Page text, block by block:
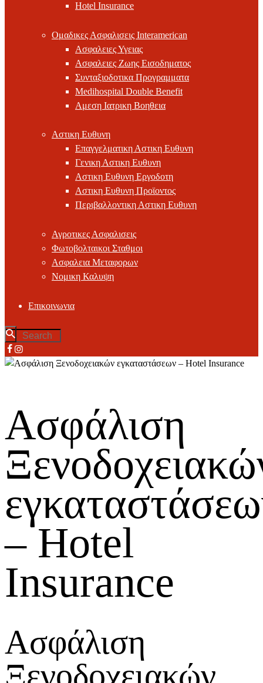
Hotel Insurance
Ομαδικες Ασφαλισεις Interamerican
Ασφαλειες Υγειας
Ασφαλειες Ζωης Εισοδηματος
Συνταξιοδοτικα Προγραμματα
Medihospital Double Benefit
Αμεση Ιατρικη Βοηθεια
Αστικη Ευθυνη
Επαγγελματικη Αστικη Ευθυνη
Γενικη Αστικη Ευθυνη
Αστικη Ευθυνη Εργοδοτη
Αστικη Ευθυνη Προϊοντος
Περιβαλλοντικη Αστικη Ευθυνη
Αγροτικες Ασφαλισεις
Φωτοβολταικοι Σταθμοι
Ασφαλεια Μεταφορων
Νομικη Καλυψη
Επικοινωνια
Ασφάλιση
– Hotel
Insurance
Ασφάλιση